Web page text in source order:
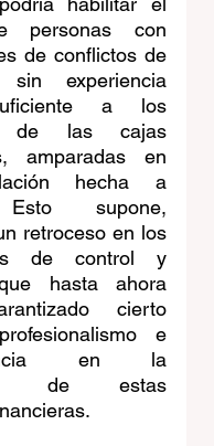
personas con
de conflictos de
experiencia
a los
de las cajas
amparadas en
hecha a
supone,
retroceso en los
de control y
hasta ahora
cierto
e
en la
de estas